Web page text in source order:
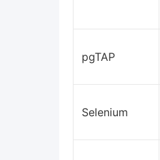
pgTAP
Selenium